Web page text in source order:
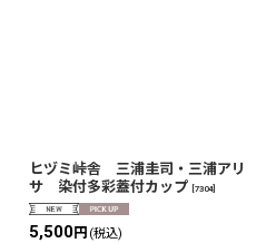
ヒヅミ峠舎 三浦圭司・三浦アリ
サ 染付多彩蓋付カップ [7304]
5,500円 (税込)